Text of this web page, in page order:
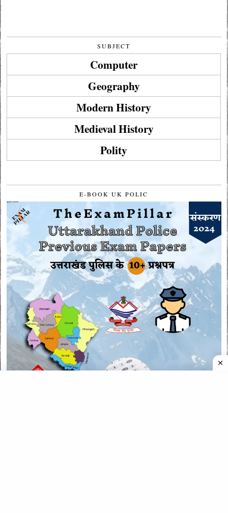
SUBJECT
Computer
Geography
Modern History
Medieval History
Polity
E-BOOK UK POLIC